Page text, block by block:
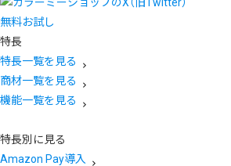
無料お試し
特長
特長一覧を見る
商材一覧を見る
機能一覧を見る
特長別に見る
Amazon Pay導入